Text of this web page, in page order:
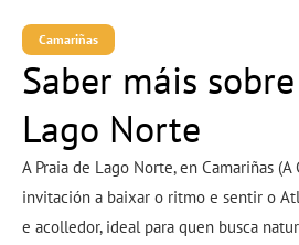
Camariñas
Saber máis
Lago Norte
A Praia de Lago Norte, en Camariñas (A
invitación a baixar o ritmo e sentir o
e acolledor, ideal para quen busca